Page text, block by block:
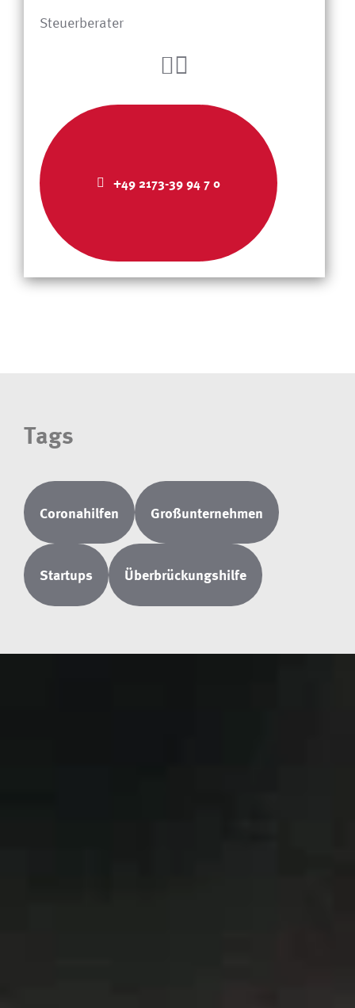
Steuerberater
+49 2173-39 94 7 0
Tags
Coronahilfen Großunternehmen
Startups Überbrückungshilfe